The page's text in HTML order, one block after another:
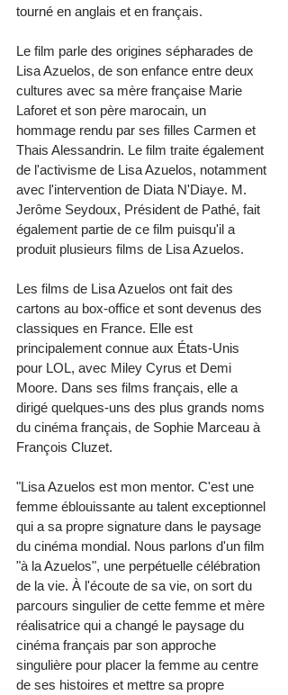
tourné en anglais et en français.
Le film parle des origines sépharades de
Lisa Azuelos, de son enfance entre deux
cultures avec sa mère française Marie
Laforet et son père marocain, un
hommage rendu par ses filles Carmen et
Thais Alessandrin. Le film traite également
de l'activisme de Lisa Azuelos, notamment
avec l'intervention de Diata N'Diaye. M.
Jerôme Seydoux, Président de Pathé, fait
également partie de ce film puisqu'il a
produit plusieurs films de Lisa Azuelos.
Les films de Lisa Azuelos ont fait des
cartons au box-office et sont devenus des
classiques en France. Elle est
principalement connue aux États-Unis
pour LOL, avec Miley Cyrus et Demi
Moore. Dans ses films français, elle a
dirigé quelques-uns des plus grands noms
du cinéma français, de Sophie Marceau à
François Cluzet.
"Lisa Azuelos est mon mentor. C'est une
femme éblouissante au talent exceptionnel
qui a sa propre signature dans le paysage
du cinéma mondial. Nous parlons d'un film
"à la Azuelos", une perpétuelle célébration
de la vie. À l'écoute de sa vie, on sort du
parcours singulier de cette femme et mère
réalisatrice qui a changé le paysage du
cinéma français par son approche
singulière pour placer la femme au centre
de ses histoires et mettre sa propre